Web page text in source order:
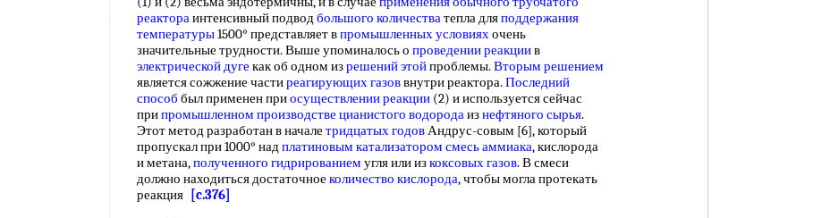
реактораинтенсивный подводбольшого количестватепла дляподдержания
температуры1500° представляет впромышленных условияхочень
значительные трудности. Выше упоминалось о проведении реакциив
электрической дуге как об одном изрешений этойпроблемы.Вторым решением
является сожжение частиреагирующих газоввнутри реактора.Последний
способ был применен приосуществлении реакции (2) и используется сейчас
припромышленном производстве цианистого водородаизнефтяного сырья.
Этот метод разработан в начале тридцатых годовАндрус-совым [6], который
пропускал при 1000° надплатиновым катализатором смесь аммиака, кислорода
и метана,полученного гидрированием угля или изкоксовых газов. В смеси
должно находиться достаточное количество кислорода, чтобы могла протекать
реакция
[c.376]